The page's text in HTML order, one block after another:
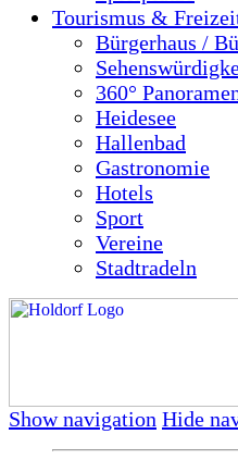
Tourismus &
Bürgerhaus /
360°
Heidesee
Hallenbad
Gastronomie
Hotels
Sport
Vereine
Stadtradeln
Show navigation Hide